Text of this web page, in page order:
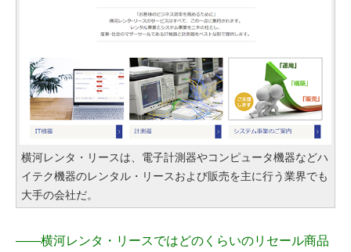
横河レンタ・リースは、電子計測器やコンピュータ機器などハ
イテク機器のレンタル・リースおよび販売を主に行う業界でも
大手の会社だ。
――横河レンタ・リースではどのくらいのリセール商品